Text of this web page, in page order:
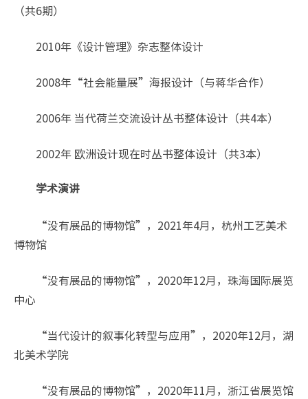
（共6期）
2010年《设计管理》杂志整体设计
2008年“社会能量展”海报设计（与蒋华合作）
2006年 当代荷兰交流设计丛书整体设计（共4本）
2002年 欧洲设计现在时丛书整体设计（共3本）
学术演讲
“没有展品的博物馆”，2021年4月，杭州工艺美术
博物馆
“没有展品的博物馆”，2020年12月，珠海国际展览
中心
“当代设计的叙事化转型与应用”，2020年12月，湖
北美术学院
“没有展品的博物馆”，2020年11月，浙江省展览馆